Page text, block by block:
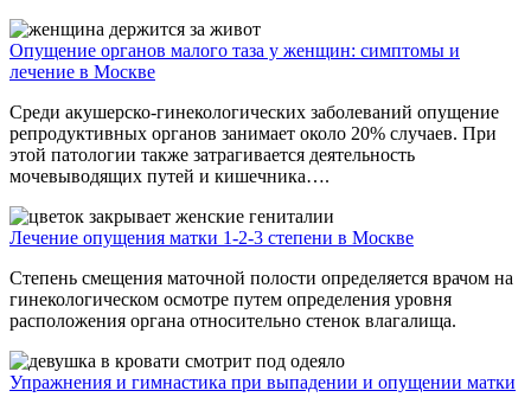
Опущение органов малого таза у женщин: симптомы и
лечение в Москве
Среди акушерско-гинекологических заболеваний опущение
репродуктивных органов занимает около 20% случаев. При
этой патологии также затрагивается деятельность
мочевыводящих путей и кишечника….
Лечение опущения матки 1-2-3 степени в Москве
Степень смещения маточной полости определяется врачом на
гинекологическом осмотре путем определения уровня
расположения органа относительно стенок влагалища.
Упражнения и гимнастика при выпадении и опущении матки